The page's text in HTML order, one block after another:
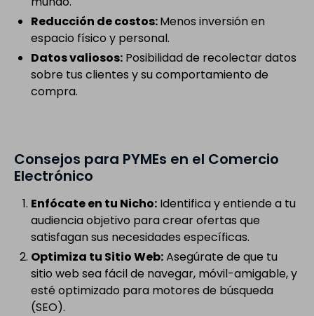
Reducción de costos:Menos inversión en
espacio físico y personal.
Datos valiosos: Posibilidad de recolectar datos
sobre tus clientes y su comportamiento de
compra.
Consejos para PYMEs en el Comercio
Electrónico
Enfócate en tu Nicho: Identifica y entiende a tu
audiencia objetivo para crear ofertas que
satisfagan sus necesidades específicas.
Optimiza tu Sitio Web:Asegúrate de que tu
sitio web sea fácil de navegar, móvil-amigable, y
esté optimizado para motores de búsqueda
(SEO).